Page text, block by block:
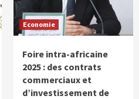
Economie
Foire intra-africaine
2025 : des contrats
commerciaux et
d’investissement de